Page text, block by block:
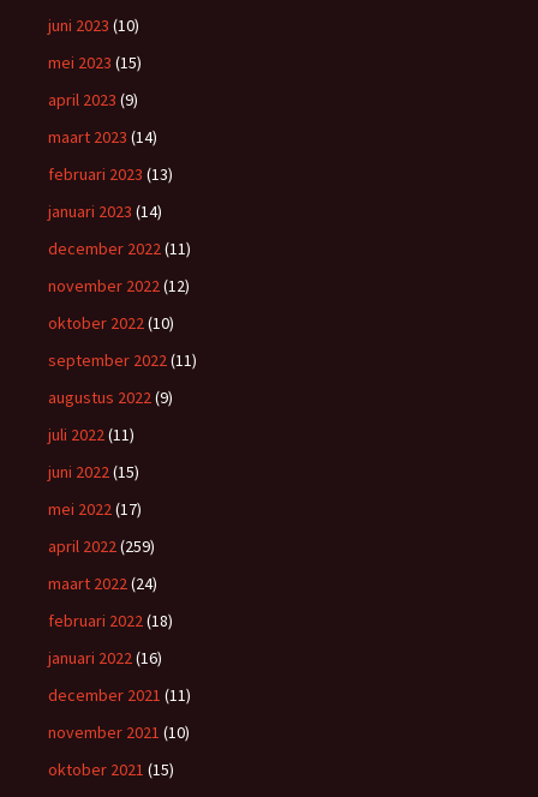
juni 2023 (10)
mei 2023 (15)
april 2023 (9)
maart 2023 (14)
februari 2023 (13)
januari 2023 (14)
december 2022(11)
november 2022(12)
oktober 2022(10)
september 2022(11)
augustus 2022(9)
juli 2022(11)
juni 2022(15)
mei 2022(17)
april 2022(259)
maart 2022(24)
februari 2022(18)
januari 2022(16)
december 2021 (11)
november 2021 (10)
oktober 2021 (15)